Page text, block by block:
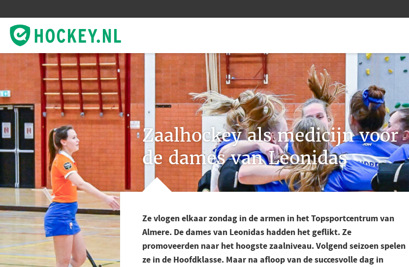
Zaalhockey als medicijn voor
de dames van Leonidas
Ze vlogen elkaar zondag in de armen in het Topsportcentrum van
Almere. De dames van Leonidas hadden het geflikt. Ze
promoveerden naar het hoogste zaalniveau. Volgend seizoen spelen
ze in de Hoofdklasse. Maar na afloop van de succesvolle dag in